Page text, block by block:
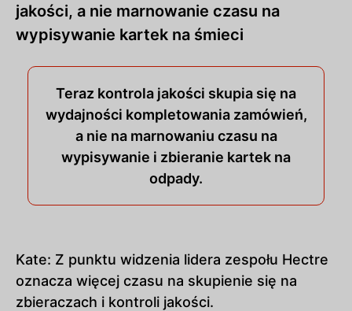
jakości, a nie marnowanie czasu na
wypisywanie kartek na śmieci
Teraz kontrola jakości skupia się na
wydajności kompletowania zamówień,
a nie na marnowaniu czasu na
wypisywanie i zbieranie kartek na
odpady.
Kate: Z punktu widzenia lidera zespołu Hectre
oznacza więcej czasu na skupienie się na
zbieraczach i kontroli jakości.